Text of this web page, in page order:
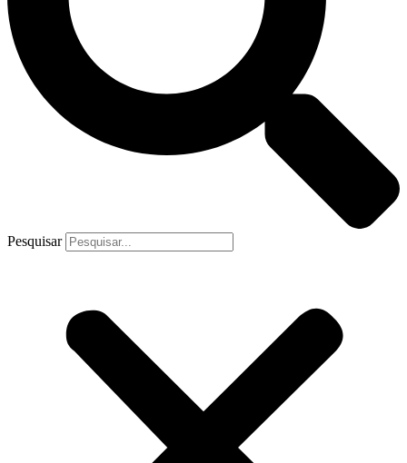
Pesquisar